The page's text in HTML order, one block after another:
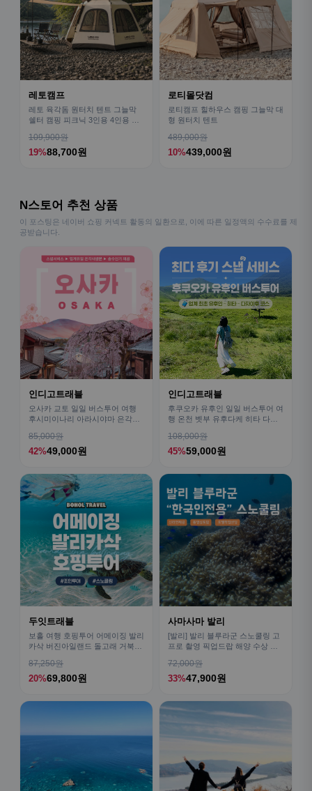
레토캠프
레토 육각돔 원터치 텐트 그늘막
쉘터 캠핑 피크닉 3인용 4인용 패
109,900원
19%88,700원
로티몰닷컴
로티캠프 힐하우스 캠핑 그늘막 대
형 원터치 텐트
489,000원
10%439,000원
N스토어 추천 상품
이 포스팅은 네이버 쇼핑 커넥트 활동의 일환으로, 이에 따른 일정액의 수수료를 제
공받습니다.
인디고트래블
오사카 교토 일일 버스투어 여행
후시미이나리 아라시야마 은각사
85,000원
42%49,000원
인디고트래블
후쿠오카 유후인 일일 버스투어 여
행 온천 벳부 유후다케 히타 다자
108,000원
45%59,000원
두잇트래블
보홀 여행 호핑투어 어메이징 발리
카삭 버진아일랜드 돌고래 거북이
87,250원
20%69,800원
사마사마 발리
[발리] 발리 블루라군 스노쿨링 고
프로 촬영 픽업드랍 해양 수상 액
72,000원
33%47,900원